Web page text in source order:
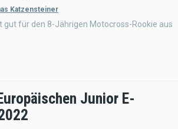
Katzensteiner
gut für den 8-Jährigen Motocross-Rookie aus
Junior E-